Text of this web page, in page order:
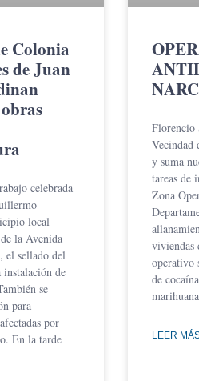
Colonia
de Juan
celebrada
local
la Avenida
el sellado del
instalación de
se
para
por
En la tarde
Florencio
Vecindad
y suma
tareas de
Zona
viviendas
operativo
de
LEER